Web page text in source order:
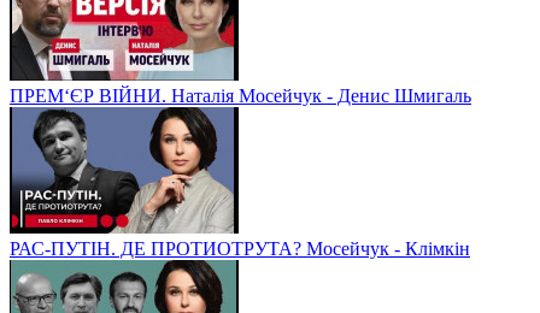
ПРЕМ‘ЄР ВІЙНИ. Наталія Мосейчук - Денис Шмигаль
РАС-ПУТІН. ДЕ ПРОТИОТРУТА? Мосейчук - Клімкін